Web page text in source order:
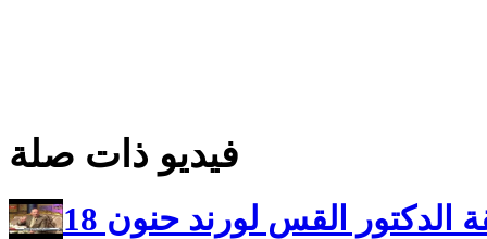
فيديو ذات صلة
ليا الحياه وضيف الحلقة الدكتور القس لورند حنون 18